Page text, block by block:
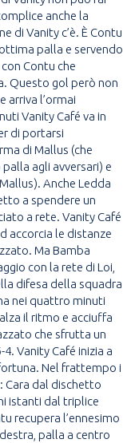
anche la
di Vanity c’è. È Contu
palla e servendo
Contu che
Questo gol però non
arriva l’ormai
Vanity Café va in
di portarsi
di Mallus (che
agli avversari) e
Anche Ledda
a spendere un
a rete. Vanity Café
accorcia le distanze
Ma Bamba
con la rete di Loi,
difesa della squadra
nei quattro minuti
il ritmo e acciuffa
che sfrutta un
Vanity Café inizia a
Nel frattempo i
Cara dal dischetto
istanti dal triplice
recupera l’ennesimo
palla a centro